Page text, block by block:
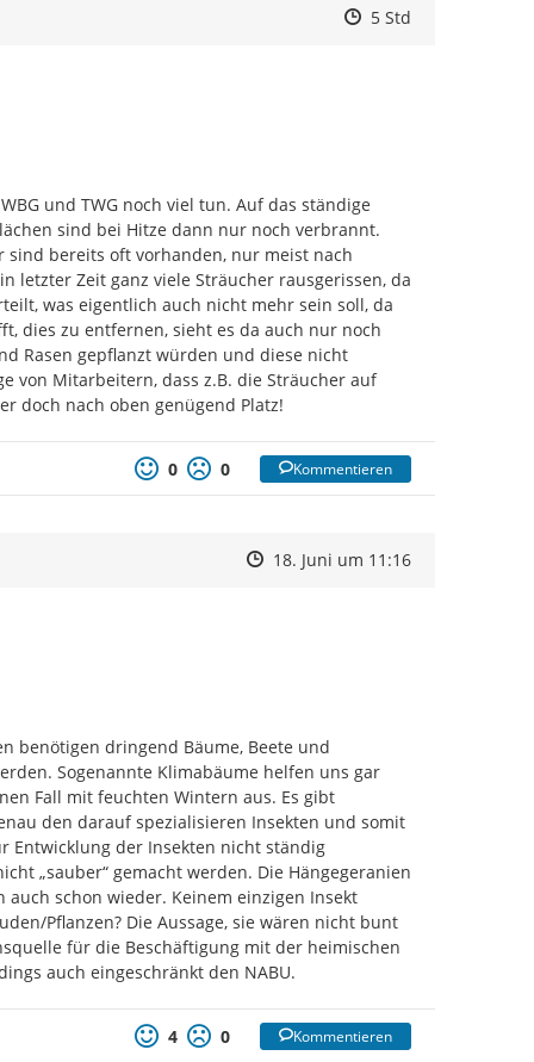
Zeitpunkt des
Zeitpunkt des
5 StdZur Äußerung
und TWG noch viel tun. Auf das ständige
sind bei Hitze dann nur noch verbrannt.
bereits oft vorhanden, nur meist nach
letzter Zeit ganz viele Sträucher rausgerissen, da
was eigentlich auch nicht mehr sein soll, da
dies zu entfernen, sieht es da auch nur noch
Rasen gepflanzt würden und diese nicht
von Mitarbeitern, dass z.B. die Sträucher auf
doch nach oben genügend Platz!
0 0 Kommentieren
Zeitpunkt des Erstellens
Zeitpunkt des Erstellens
18. Juni um 11:16Zur Äußerung
benötigen dringend Bäume, Beete und
Sogenannte Klimabäume helfen uns gar
Fall mit feuchten Wintern aus. Es gibt
den darauf spezialisieren Insekten und somit
Entwicklung der Insekten nicht ständig
„sauber“ gemacht werden. Die Hängegeranien
schon wieder. Keinem einzigen Insekt
Pflanzen? Die Aussage, sie wären nicht bunt
für die Beschäftigung mit der heimischen
auch eingeschränkt den NABU.
4 0 Kommentieren